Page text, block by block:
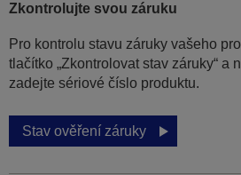
Zkontrolujte svou záruku
Pro kontrolu stavu záruky vašeho
tlačítko „Zkontrolovat stav záruky“ a
zadejte sériové číslo produktu.
Stav ověření záruky